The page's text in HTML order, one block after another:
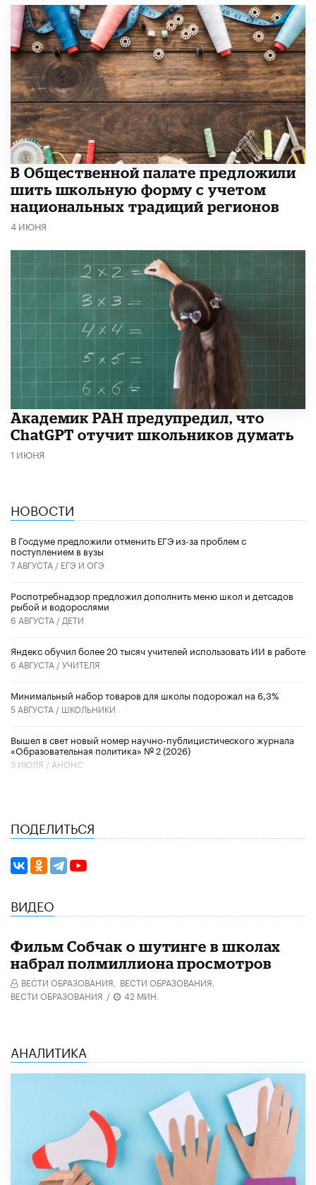
В Общественной палате предложили
шить школьную форму с учетом
национальных традиций регионов
4 ИЮНЯ
Академик РАН предупредил, что
ChatGPT отучит школьников думать
1 ИЮНЯ
НОВОСТИ
В Госдуме предложили отменить ЕГЭ из-за проблем с
поступлением в вузы
7 АВГУСТА / ЕГЭ И ОГЭ
Роспотребнадзор предложил дополнить меню школ и детсадов
рыбой и водорослями
6 АВГУСТА / ДЕТИ
​Яндекс обучил более 20 тысяч учителей использовать ИИ в работе
6 АВГУСТА /УЧИТЕЛЯ
Минимальный набор товаров для школы подорожал на 6,3%
5 АВГУСТА / ШКОЛЬНИКИ
Вышел в свет новый номер научно-публицистического журнала
«Образовательная политика» № 2 (2026)
3 ИЮЛЯ / АНОНС
ПОДЕЛИТЬСЯ
ВИДЕО
Фильм Собчак о шутинге в школах
набрал полмиллиона просмотров
ВЕСТИ ОБРАЗОВАНИЯ, ВЕСТИ ОБРАЗОВАНИЯ,
ВЕСТИ ОБРАЗОВАНИЯ / 42 МИН.
АНАЛИТИКА